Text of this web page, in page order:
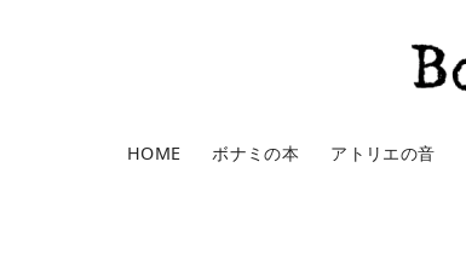
HOME ボナミの本 アトリエの音